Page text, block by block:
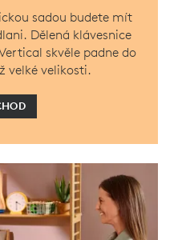
sadou budete mít
Dělená klávesnice
skvěle padne do
velké velikosti.